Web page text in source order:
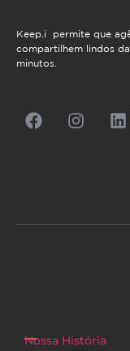
Keep.i permite que
compartilhem lindos
minutos.
Nossa História